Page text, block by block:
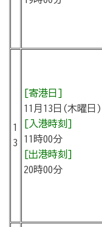
1
3
[寄港日]
11月13日(木曜日)
[入港時刻]
11時00分
[出港時刻]
20時00分